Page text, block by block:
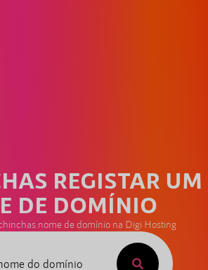
REGISTAR UM
DE DOMÍNIO
nome de domínio na Digi Hosting